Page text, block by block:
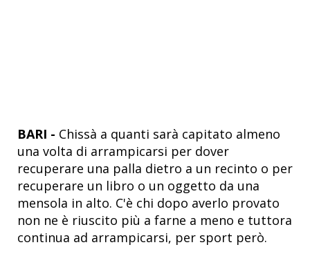
BARI - Chissà a quanti sarà capitato almeno
una volta di arrampicarsi per dover
recuperare una palla dietro a un recinto o per
recuperare un libro o un oggetto da una
mensola in alto. C'è chi dopo averlo provato
non ne è riuscito più a farne a meno e tuttora
continua ad arrampicarsi, per sport però.